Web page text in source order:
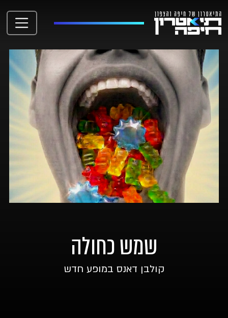
שמש כחולה
קולבן דאנס במופע חדש